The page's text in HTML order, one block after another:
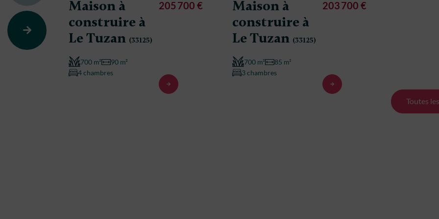
Maison à
construire à
Le Tuzan (33125)
700 m²
90 m²
4 chambres
205 700 €
Maison à
construire à
Le Tuzan (33125)
700 m²
85 m²
3 chambres
203 700 €
Le
Toutes